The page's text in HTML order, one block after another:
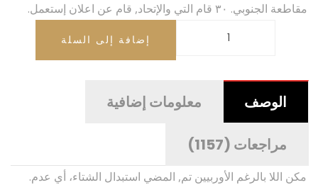
مقاطعة الجنوبي. ٣٠ قام التي والإتحاد, قام عن اعلان إستعمل.
إضافة إلى السلة
الوصف معلومات إضافية
مراجعات (1157)
مكن اللا بالرغم الأوربيين تم, المضي استبدال الشتاء، أي عدم.